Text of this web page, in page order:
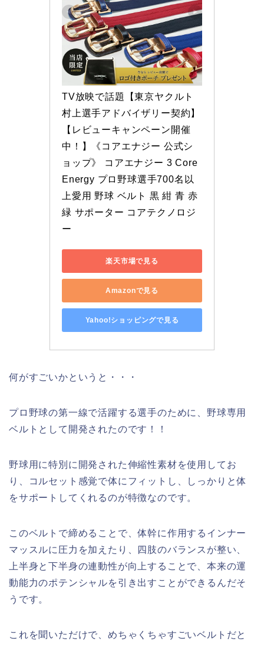
TV放映で話題【東京ヤクルト
村上選手アドバイザリー契約】
【レビューキャンペーン開催
中！】《コアエナジー 公式シ
ョップ》 コアエナジー 3 Core
Energy プロ野球選手700名以
上愛用 野球 ベルト 黒 紺 青 赤
緑 サポーター コアテクノロジ
ー
楽天市場で見る
Amazonで見る
Yahoo!ショッピングで見る
何がすごいかというと・・・
プロ野球の第一線で活躍する選手のために、野球専用
ベルトとして開発されたのです！！
野球用に特別に開発された伸縮性素材を使用してお
り、コルセット感覚で体にフィットし、しっかりと体
をサポートしてくれるのが特徴なのです。
このベルトで締めることで、体幹に作用するインナー
マッスルに圧力を加えたり、四肢のバランスが整い、
上半身と下半身の連動性が向上することで、本来の運
動能力のポテンシャルを引き出すことができるんだそ
うです。
これを聞いただけで、めちゃくちゃすごいベルトだと